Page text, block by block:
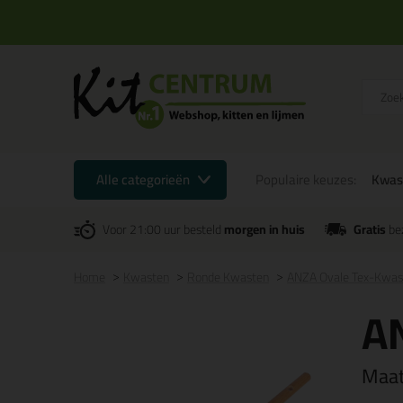
Alle categorieën
Voor 21:00 uur besteldmorgen in huis Gratis